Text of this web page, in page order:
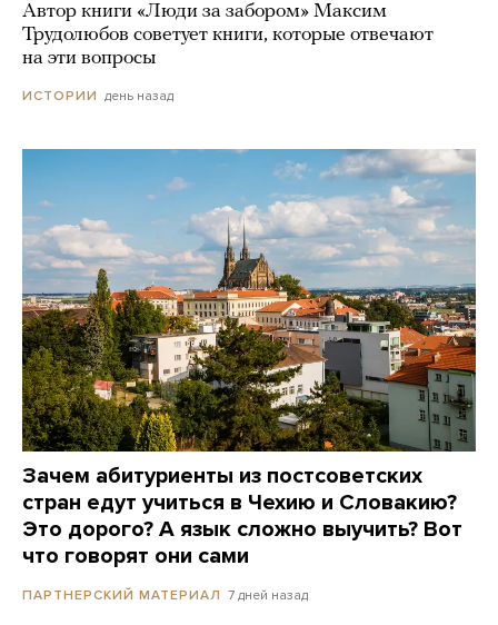
Автор книги «Люди за забором» Максим
Трудолюбов советует книги, которые отвечают
на эти вопросы
ИСТОРИИ день назад
Зачем абитуриенты из постсоветских
стран едут учиться в Чехию и Словакию?
Это дорого? А язык сложно выучить? Вот
что говорят они сами
ПАРТНЕРСКИЙ МАТЕРИАЛ 7 дней назад